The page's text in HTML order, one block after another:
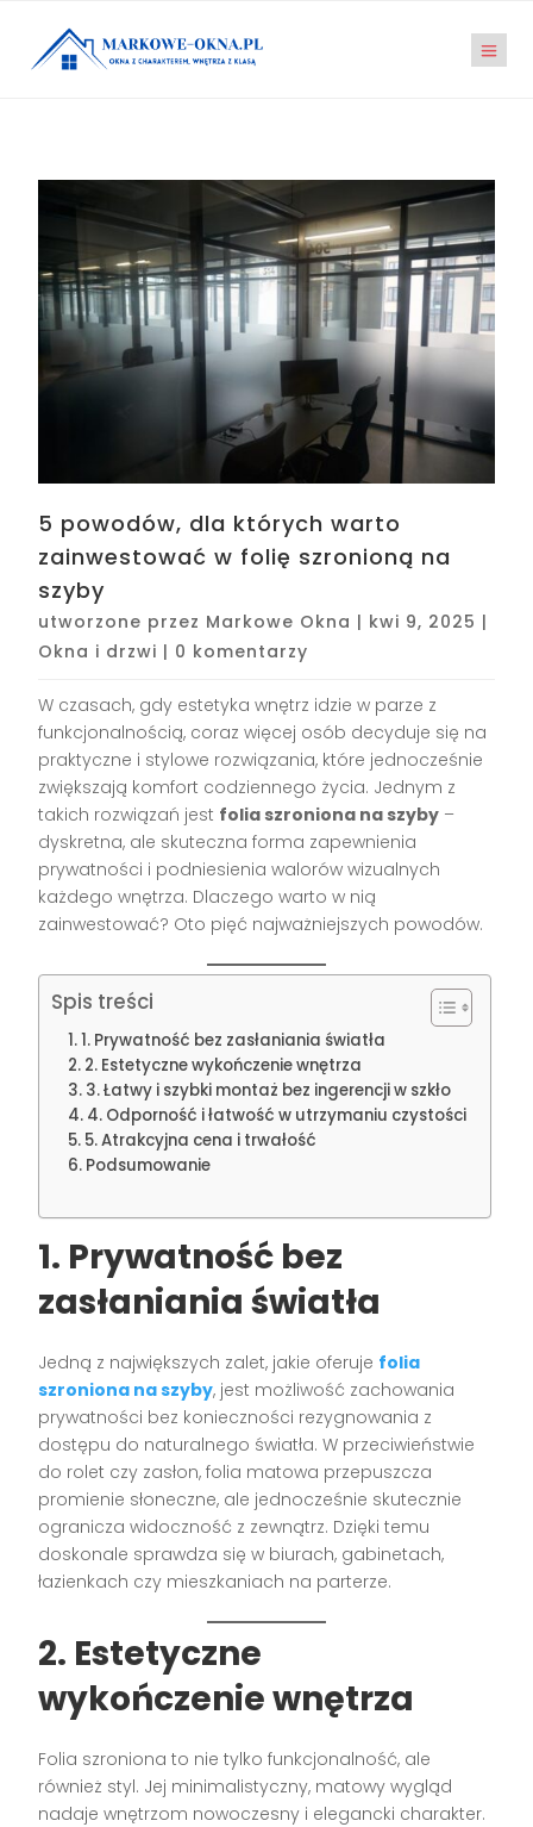
5 powodów, dla których warto
zainwestować w folię szronioną na
szyby
utworzone przez Markowe Okna | kwi 9, 2025 |
Okna i drzwi | 0 komentarzy
W czasach, gdy estetyka wnętrz idzie w parze z
funkcjonalnością, coraz więcej osób decyduje się na
praktyczne i stylowe rozwiązania, które jednocześnie
zwiększają komfort codziennego życia. Jednym z
takich rozwiązań jest folia szroniona na szyby –
dyskretna, ale skuteczna forma zapewnienia
prywatności i podniesienia walorów wizualnych
każdego wnętrza. Dlaczego warto w nią
zainwestować? Oto pięć najważniejszych powodów.
Spis treści
1. Prywatność bez zasłaniania światła
2. Estetyczne wykończenie wnętrza
3. Łatwy i szybki montaż bez ingerencji w szkło
4. Odporność i łatwość w utrzymaniu czystości
5. Atrakcyjna cena i trwałość
Podsumowanie
1. Prywatność bez
zasłaniania światła
Jedną z największych zalet, jakie oferuje folia
szroniona na szyby, jest możliwość zachowania
prywatności bez konieczności rezygnowania z
dostępu do naturalnego światła. W przeciwieństwie
do rolet czy zasłon, folia matowa przepuszcza
promienie słoneczne, ale jednocześnie skutecznie
ogranicza widoczność z zewnątrz. Dzięki temu
doskonale sprawdza się w biurach, gabinetach,
łazienkach czy mieszkaniach na parterze.
2. Estetyczne
wykończenie wnętrza
Folia szroniona to nie tylko funkcjonalność, ale
również styl. Jej minimalistyczny, matowy wygląd
nadaje wnętrzom nowoczesny i elegancki charakter.